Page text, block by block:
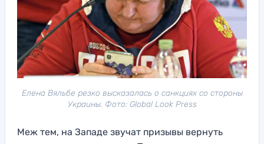
Елена Вяльбе резко высказалась о санкциях со стороны
Украины. Фото: Global Look Press
Меж тем, на Западе звучат призывы вернуть